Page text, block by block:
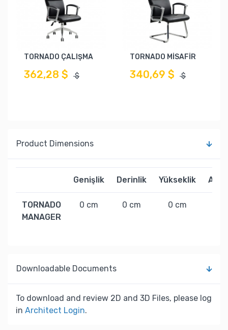
TORNADO ÇALIŞMA
362,28 $ $
TORNADO MİSAFİR
340,69 $ $
Product Dimensions
Genişlik Derinlik Yükseklik
TORNADO
MANAGER
0 cm 0 cm 0 cm
Downloadable Documents
To download and review 2D and 3D Files, please log
in Architect Login.